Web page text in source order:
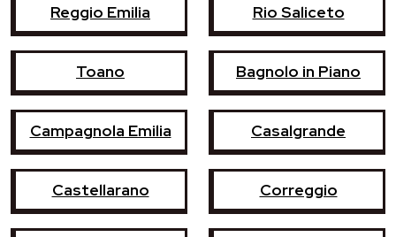
Reggio Emilia Rio Saliceto
Toano Bagnolo in Piano
Campagnola Emilia Casalgrande
Castellarano Correggio